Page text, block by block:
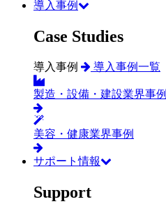
導入事例
Case Studies
導入事例 導入事例一覧
製造・設備・建設業界事例
美容・健康業界事例
サポート情報
Support